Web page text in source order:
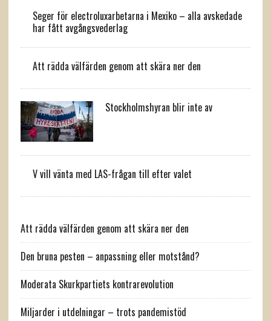
Seger för electroluxarbetarna i Mexiko – alla avskedade
har fått avgångsvederlag
Att rädda välfärden genom att skära ner den
Stockholmshyran blir inte av
V vill vänta med LAS-frågan till efter valet
Att rädda välfärden genom att skära ner den
Den bruna pesten – anpassning eller motstånd?
Moderata Skurkpartiets kontrarevolution
Miljarder i utdelningar – trots pandemistöd